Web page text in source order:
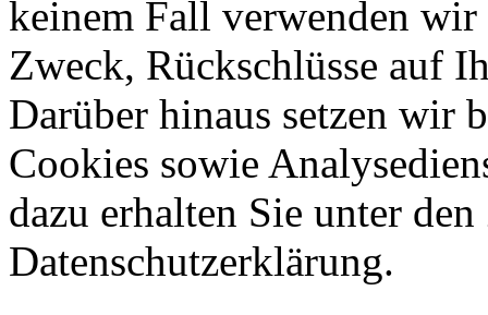
keinem Fall verwenden wir
Zweck, Rückschlüsse auf
Darüber hinaus setzen wir
Cookies sowie
dazu erhalten Sie unter
Datenschutzerklärung.